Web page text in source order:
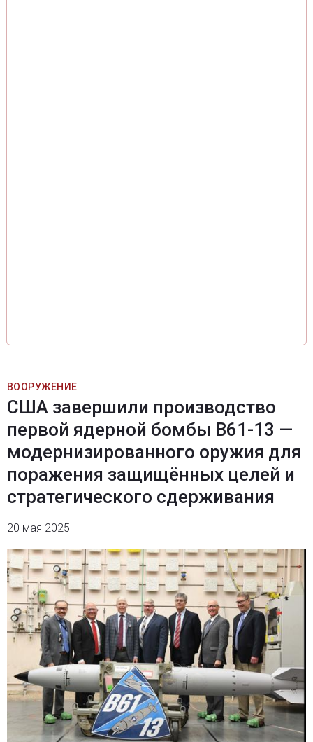
ВООРУЖЕНИЕ
США завершили производство
первой ядерной бомбы B61-13 —
модернизированного оружия для
поражения защищённых целей и
стратегического сдерживания
20 мая 2025